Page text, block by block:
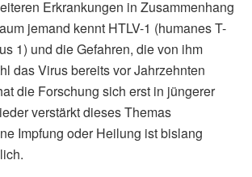
Erkrankungen in Zusammenhang
jemand kennt HTLV-1 (humanes T-
1) und die Gefahren, die von ihm
das Virus bereits vor Jahrzehnten
die Forschung sich erst in jüngerer
verstärkt dieses Themas
Impfung oder Heilung ist bislang